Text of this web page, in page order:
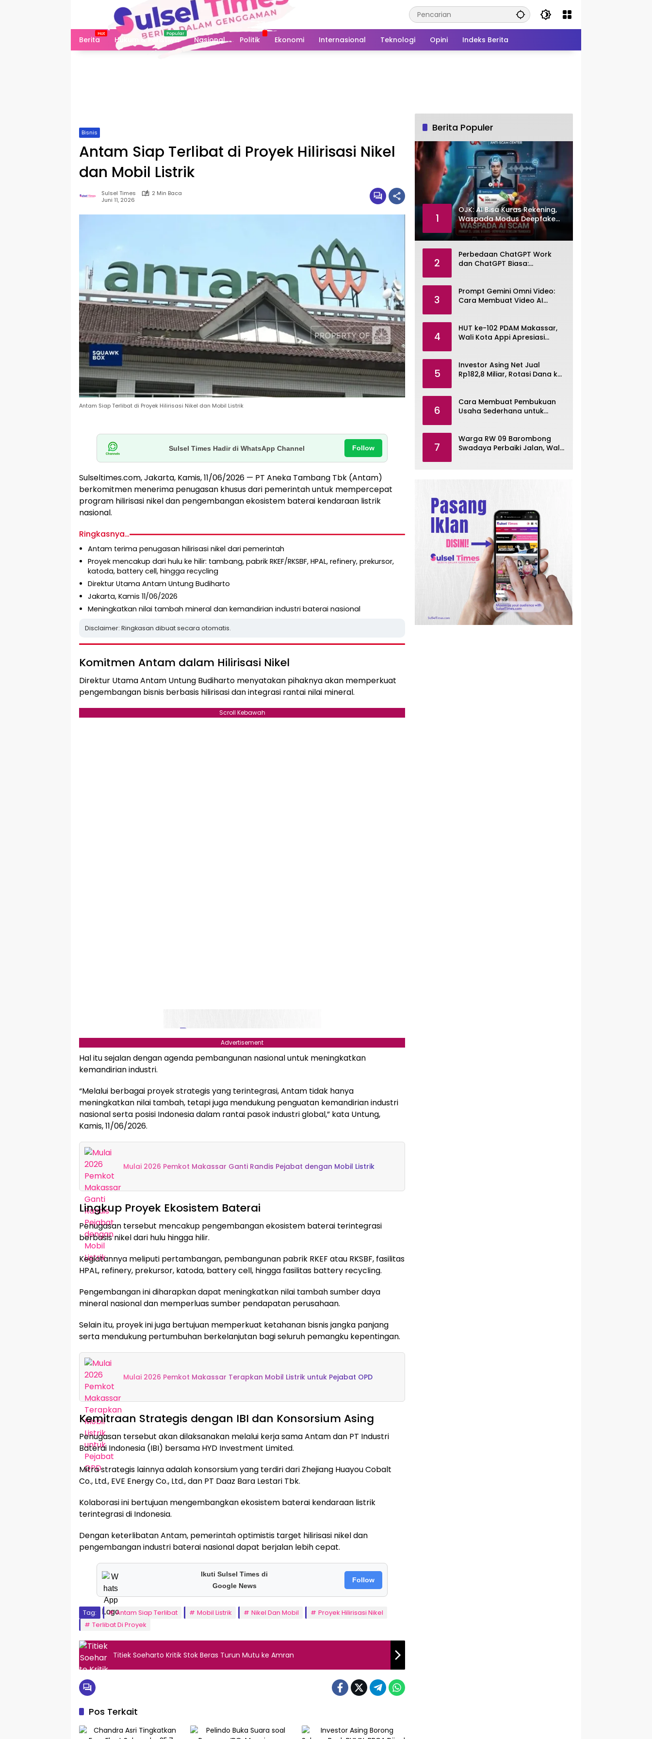
Berita
Hukum & Peristiwa Nasional Politik Ekonomi Internasional Teknologi Opini Indeks Berita
Bisnis
Antam Siap Terlibat di Proyek Hilirisasi Nikel
dan Mobil Listrik
Sulsel Times
2 Min Baca
Juni 11, 2026
Antam Siap Terlibat di Proyek Hilirisasi Nikel dan Mobil Listrik
Sulsel Times Hadir di WhatsApp Channel Follow
Sulseltimes.com, Jakarta, Kamis, 11/06/2026 — PT Aneka Tambang Tbk (Antam)
berkomitmen menerima penugasan khusus dari pemerintah untuk mempercepat
program hilirisasi nikel dan pengembangan ekosistem baterai kendaraan listrik
nasional.
Ringkasnya…
Antam terima penugasan hilirisasi nikel dari pemerintah
Proyek mencakup dari hulu ke hilir: tambang, pabrik RKEF/RKSBF, HPAL, refinery, prekursor,
katoda, battery cell, hingga recycling
Direktur Utama Antam Untung Budiharto
Jakarta, Kamis 11/06/2026
Meningkatkan nilai tambah mineral dan kemandirian industri baterai nasional
Disclaimer: Ringkasan dibuat secara otomatis.
Komitmen Antam dalam Hilirisasi Nikel
Direktur Utama Antam Untung Budiharto menyatakan pihaknya akan memperkuat
pengembangan bisnis berbasis hilirisasi dan integrasi rantai nilai mineral.
Scroll Kebawah
Advertisement
Hal itu sejalan dengan agenda pembangunan nasional untuk meningkatkan
kemandirian industri.
“Melalui berbagai proyek strategis yang terintegrasi, Antam tidak hanya
meningkatkan nilai tambah, tetapi juga mendukung penguatan kemandirian industri
nasional serta posisi Indonesia dalam rantai pasok industri global,” kata Untung,
Kamis, 11/06/2026.
Mulai 2026 Pemkot Makassar Ganti Randis Pejabat dengan Mobil Listrik
Lingkup Proyek Ekosistem Baterai
Penugasan tersebut mencakup pengembangan ekosistem baterai terintegrasi
berbasis nikel dari hulu hingga hilir.
Kegiatannya meliputi pertambangan, pembangunan pabrik RKEF atau RKSBF, fasilitas
HPAL, refinery, prekursor, katoda, battery cell, hingga fasilitas battery recycling.
Pengembangan ini diharapkan dapat meningkatkan nilai tambah sumber daya
mineral nasional dan memperluas sumber pendapatan perusahaan.
Selain itu, proyek ini juga bertujuan memperkuat ketahanan bisnis jangka panjang
serta mendukung pertumbuhan berkelanjutan bagi seluruh pemangku kepentingan.
Mulai 2026 Pemkot Makassar Terapkan Mobil Listrik untuk Pejabat OPD
Kemitraan Strategis dengan IBI dan Konsorsium Asing
Penugasan tersebut akan dilaksanakan melalui kerja sama Antam dan PT Industri
Baterai Indonesia (IBI) bersama HYD Investment Limited.
Mitra strategis lainnya adalah konsorsium yang terdiri dari Zhejiang Huayou Cobalt
Co., Ltd., EVE Energy Co., Ltd., dan PT Daaz Bara Lestari Tbk.
Kolaborasi ini bertujuan mengembangkan ekosistem baterai kendaraan listrik
terintegrasi di Indonesia.
Dengan keterlibatan Antam, pemerintah optimistis target hilirisasi nikel dan
pengembangan industri baterai nasional dapat berjalan lebih cepat.
Ikuti Sulsel Times di
Google News
Follow
Tag: Antam Siap Terlibat Mobil Listrik Nikel Dan Mobil
Proyek Hilirisasi Nikel
Terlibat Di Proyek
Titiek Soeharto Kritik Stok Beras Turun Mutu ke Amran
Pos Terkait
Berita Populer
1
OJK: AI Bisa Kuras Rekening,
Waspada Modus Deepfake
dan Voice Cloning
2
Perbedaan ChatGPT Work
dan ChatGPT Biasa:
3
Prompt Gemini Omni Video:
Cara Membuat Video AI
4
HUT ke-102 PDAM Makassar,
Wali Kota Appi Apresiasi
5
Investor Asing Net Jual
Rp182,8 Miliar, Rotasi Dana ke
6
Cara Membuat Pembukuan
Usaha Sederhana untuk
7
Warga RW 09 Barombong
Swadaya Perbaiki Jalan, Wali